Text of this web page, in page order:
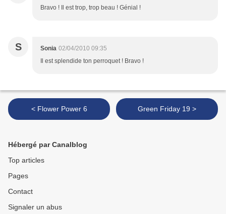
Bravo ! Il est trop, trop beau ! Génial !
S Sonia 02/04/2010 09:35
Il est splendide ton perroquet ! Bravo !
< Flower Power 6 Green Friday 19 >
Hébergé par Canalblog
Top articles
Pages
Contact
Signaler un abus